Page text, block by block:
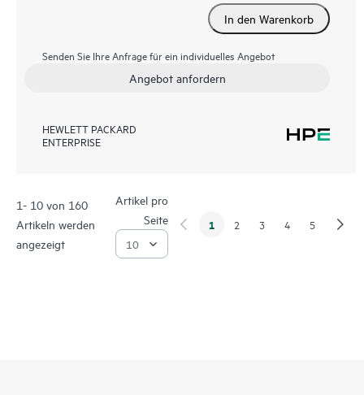
In den Warenkorb
Senden Sie Ihre Anfrage für ein individuelles Angebot
Angebot anfordern
HEWLETT PACKARD
ENTERPRISE
1- 10 von 160
Artikeln werden
angezeigt
Artikel pro
Seite
1 2 3 4 5